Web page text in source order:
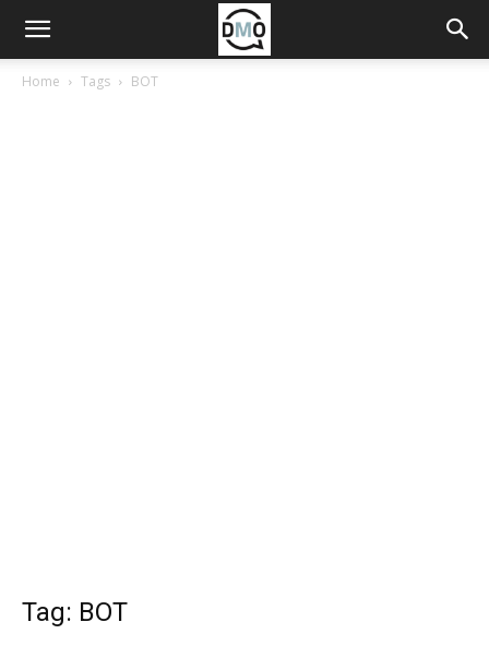
Home Tags BOT
Tag: BOT